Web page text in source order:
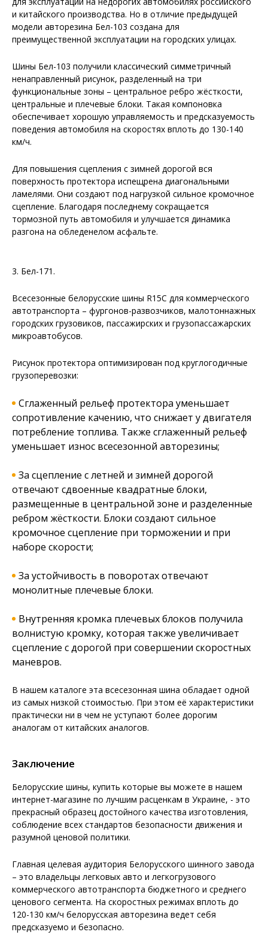
и китайского производства. Но в отличие предыдущей
модели авторезина Бел-103 создана для
преимущественной эксплуатации на городских улицах.
Шины Бел-103 получили классический симметричный
ненаправленный рисунок, разделенный на три
функциональные зоны – центральное ребро жёсткости,
центральные и плечевые блоки. Такая компоновка
обеспечивает хорошую управляемость и предсказуемость
поведения автомобиля на скоростях вплоть до 130-140
км/ч.
Для повышения сцепления с зимней дорогой вся
поверхность протектора испещрена диагональными
ламелями. Они создают под нагрузкой сильное кромочное
сцепление. Благодаря последнему сокращается
тормозной путь автомобиля и улучшается динамика
разгона на обледенелом асфальте.
3. Бел-171.
Всесезонные белорусские шины R15C для коммерческого
автотранспорта – фургонов-развозчиков, малотоннажных
городских грузовиков, пассажирских и грузопассажарских
микроавтобусов.
Рисунок протектора оптимизирован под круглогодичные
грузоперевозки:
Сглаженный рельеф протектора уменьшает
сопротивление качению, что снижает у двигателя
потребление топлива. Также сглаженный рельеф
уменьшает износ всесезонной авторезины;
За сцепление с летней и зимней дорогой
отвечают сдвоенные квадратные блоки,
размещенные в центральной зоне и разделенные
ребром жёсткости. Блоки создают сильное
кромочное сцепление при торможении и при
наборе скорости;
За устойчивость в поворотах отвечают
монолитные плечевые блоки.
Внутренняя кромка плечевых блоков получила
волнистую кромку, которая также увеличивает
сцепление с дорогой при совершении скоростных
маневров.
В нашем каталоге эта всесезонная шина обладает одной
из самых низкой стоимостью. При этом её характеристики
практически ни в чем не уступают более дорогим
аналогам от китайских аналогов.
Заключение
Белорусские шины, купить которые вы можете в нашем
интернет-магазине по лучшим расценкам в Украине, - это
прекрасный образец достойного качества изготовления,
соблюдение всех стандартов безопасности движения и
разумной ценовой политики.
Главная целевая аудитория Белорусского шинного завода
– это владельцы легковых авто и легкогрузового
коммерческого автотранспорта бюджетного и среднего
ценового сегмента. На скоростных режимах вплоть до
120-130 км/ч белорусская авторезина ведет себя
предсказуемо и безопасно.